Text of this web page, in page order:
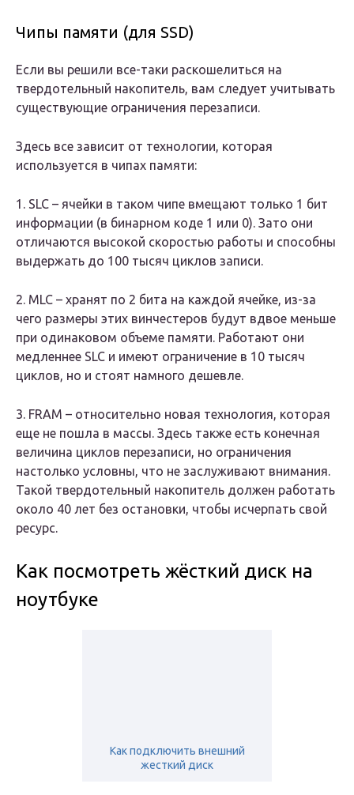
Чипы памяти (для SSD)
Если вы решили все-таки раскошелиться на
твердотельный накопитель, вам следует учитывать
существующие ограничения перезаписи.
Здесь все зависит от технологии, которая
используется в чипах памяти:
1. SLC – ячейки в таком чипе вмещают только 1 бит
информации (в бинарном коде 1 или 0). Зато они
отличаются высокой скоростью работы и способны
выдержать до 100 тысяч циклов записи.
2. MLC – хранят по 2 бита на каждой ячейке, из-за
чего размеры этих винчестеров будут вдвое меньше
при одинаковом объеме памяти. Работают они
медленнее SLC и имеют ограничение в 10 тысяч
циклов, но и стоят намного дешевле.
3. FRAM – относительно новая технология, которая
еще не пошла в массы. Здесь также есть конечная
величина циклов перезаписи, но ограничения
настолько условны, что не заслуживают внимания.
Такой твердотельный накопитель должен работать
около 40 лет без остановки, чтобы исчерпать свой
ресурс.
Как посмотреть жёсткий диск на
ноутбуке
Как подключить внешний
жесткий диск